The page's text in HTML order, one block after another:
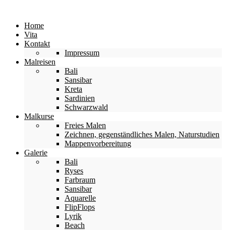
Home
Vita
Kontakt
Impressum
Malreisen
Bali
Sansibar
Kreta
Sardinien
Schwarzwald
Malkurse
Freies Malen
Zeichnen, gegenständliches Malen, Naturstudien
Mappenvorbereitung
Galerie
Bali
Ryses
Farbraum
Sansibar
Aquarelle
FlipFlops
Lyrik
Beach